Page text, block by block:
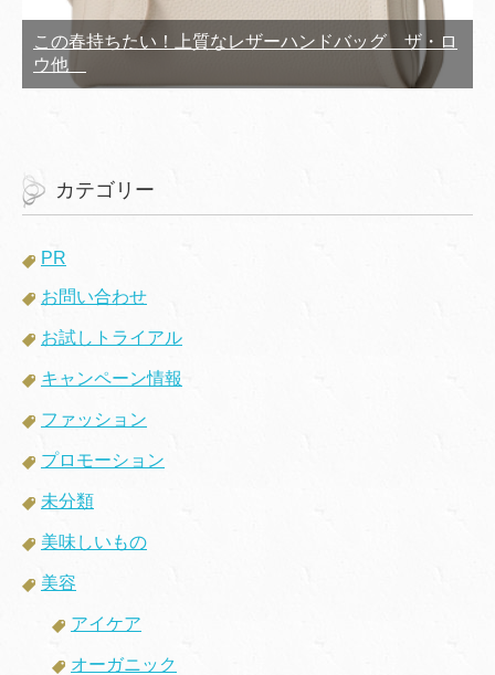
この春持ちたい！上質なレザーハンドバッグ ザ・ロ
ウ他
カテゴリー
PR
お問い合わせ
お試しトライアル
キャンペーン情報
ファッション
プロモーション
未分類
美味しいもの
美容
アイケア
オーガニック